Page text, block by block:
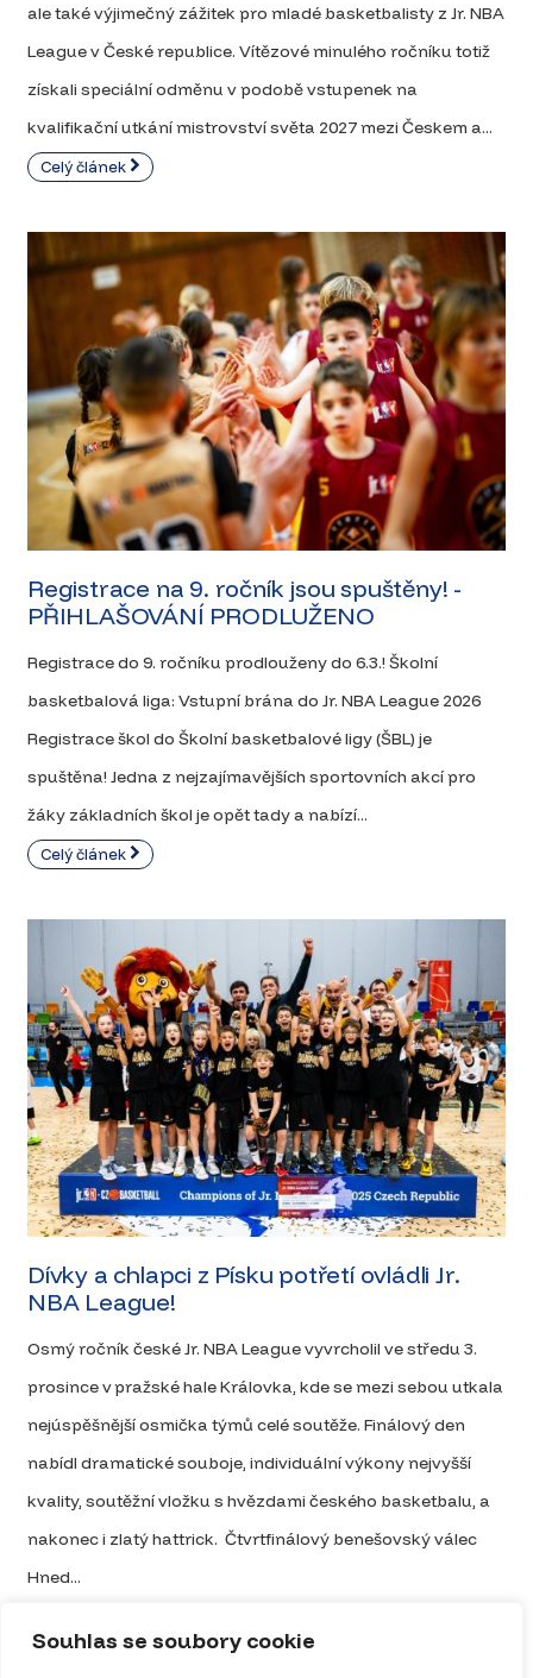
Souhlas se soubory cookie
ale také výjimečný zážitek pro mladé basketbalisty z Jr. NBA
League v České republice. Vítězové minulého ročníku totiž
získali speciální odměnu v podobě vstupenek na
kvalifikační utkání mistrovství světa 2027 mezi Českem a...
Celý článek
Registrace na 9. ročník jsou spuštěny! -
PŘIHLAŠOVÁNÍ PRODLUŽENO
Registrace do 9. ročníku prodlouženy do 6.3.! Školní
basketbalová liga: Vstupní brána do Jr. NBA League 2026
Registrace škol do Školní basketbalové ligy (ŠBL) je
spuštěna! Jedna z nejzajímavějších sportovních akcí pro
žáky základních škol je opět tady a nabízí...
Celý článek
Dívky a chlapci z Písku potřetí ovládli Jr.
NBA League!
Osmý ročník české Jr. NBA League vyvrcholil ve středu 3.
prosince v pražské hale Královka, kde se mezi sebou utkala
nejúspěšnější osmička týmů celé soutěže. Finálový den
nabídl dramatické souboje, individuální výkony nejvyšší
kvality, soutěžní vložku s hvězdami českého basketbalu, a
nakonec i zlatý hattrick. Čtvrtfinálový benešovský válec
Hned...